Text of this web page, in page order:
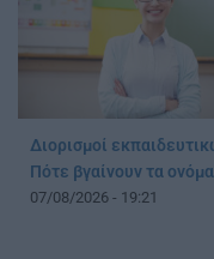
Διορισμοί
Πότε βγαίνουν τα
07/08/2026 - 19:21